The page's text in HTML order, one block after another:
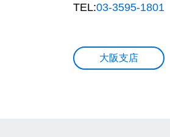
TEL:03-3595-1801
大阪支店